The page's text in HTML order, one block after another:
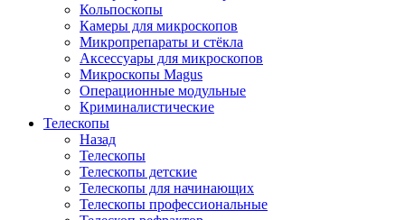
Кольпоскопы
Камеры для микроскопов
Микропрепараты и стёкла
Аксессуары для микроскопов
Микроскопы Magus
Операционные модульные
Криминалистические
Телескопы
Назад
Телескопы
Телескопы детские
Телескопы для начинающих
Телескопы профессиональные